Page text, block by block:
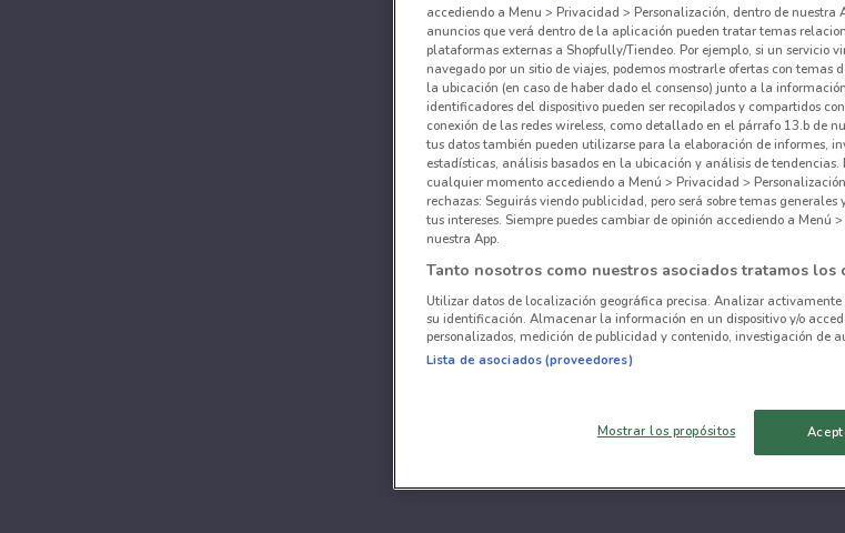
accediendo a Menu > Privacidad > Personalización, dentro de nuestra
anuncios que verá dentro de la aplicación pueden tratar temas
plataformas externas a Shopfully/Tiendeo. Por ejemplo, si un servicio
navegado por un sitio de viajes, podemos mostrarle ofertas con temas
la ubicación (en caso de haber dado el consenso) junto a la
identificadores del dispositivo pueden ser recopilados y compartidos
conexión de las redes wireless, como detallado en el párrafo 13.b de
tus datos también pueden utilizarse para la elaboración de informes,
estadísticas, análisis basados en la ubicación y análisis de tendencias.
cualquier momento accediendo a Menú > Privacidad >
rechazas: Seguirás viendo publicidad, pero será sobre temas
tus intereses. Siempre puedes cambiar de opinión accediendo a Menú
nuestra App.
Tanto nosotros como nuestros asociados tratamos
Utilizar datos de localización geográfica precisa. Analizar
su identificación. Almacenar la información en un dispositivo y/o
personalizados, medición de publicidad y contenido, investigación de
Lista de asociados (proveedores)
Mostrar los propósitos